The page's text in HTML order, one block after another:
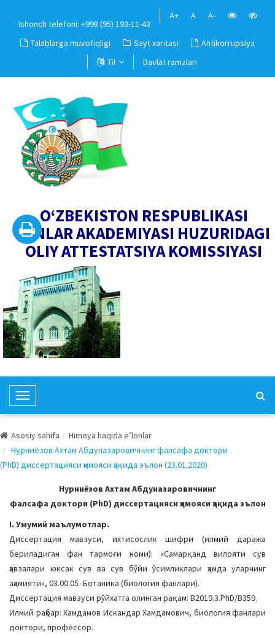
Ishonch telefoni: +998 (95) 193-11-43
A+ A A-
Talablarga muvofiqligi Sayt xaritasi
Antikorrupsiya
Til
Davlat ramzlari
O‘ZBEKISTON RESPUBLIKASI
FANLAR AKADEMIYASI HUZURIDAGI
OLIY ATTESTATSIYA KOMISSIYASI
T
o
g
l
e
a
i
g
a
t
i
o
n
Asosiy sahifa
Himoya haqida e’lonlar
Нурниёзов Ахтам Абдуназаровичнинг фалсафа доктори
(PhD) диссертацияси ҳимояси ҳақида эълон (23.01.2020)
Нурниёзов Ахтам Абдуназаровичнинг
фалсафа доктори (PhD) диссертацияси ҳимояси ҳақида эълон
I. Умумий маълумотлар.
Диссертация мавзуси, ихтисослик шифри (илмий даража
бериладиган фан тармоғи номи): «Самарқанд вилояти сув
ҳавзалари юксак сув ва сув бўйи ўсимликлари ҳамда уларнинг
аҳамияти», 03.00.05–Ботаника (биология фанлари).
Диссертация мавзуси рўйхатга олинган рақам: B2019.3.PhD/B359.
Илмий раҳбар: Хамдамов Искандар Хамдамович, биология фанлари
доктори, профессор.